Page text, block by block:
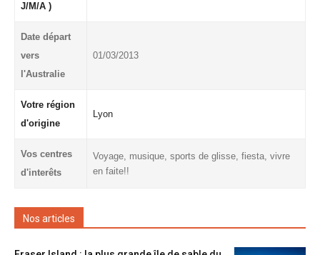
J/M/A )
Date départ
vers
l'Australie
01/03/2013
Votre région
d'origine
Lyon
Vos centres
d'interêts
Voyage, musique, sports de glisse, fiesta, vivre
en faite!!
Nos articles